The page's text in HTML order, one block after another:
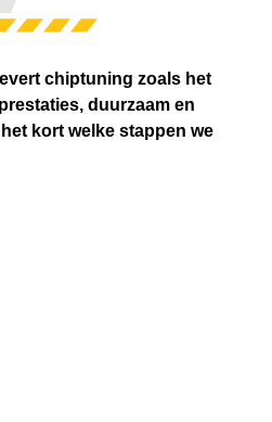
chiptuning zoals het
duurzaam en
kort welke stappen we